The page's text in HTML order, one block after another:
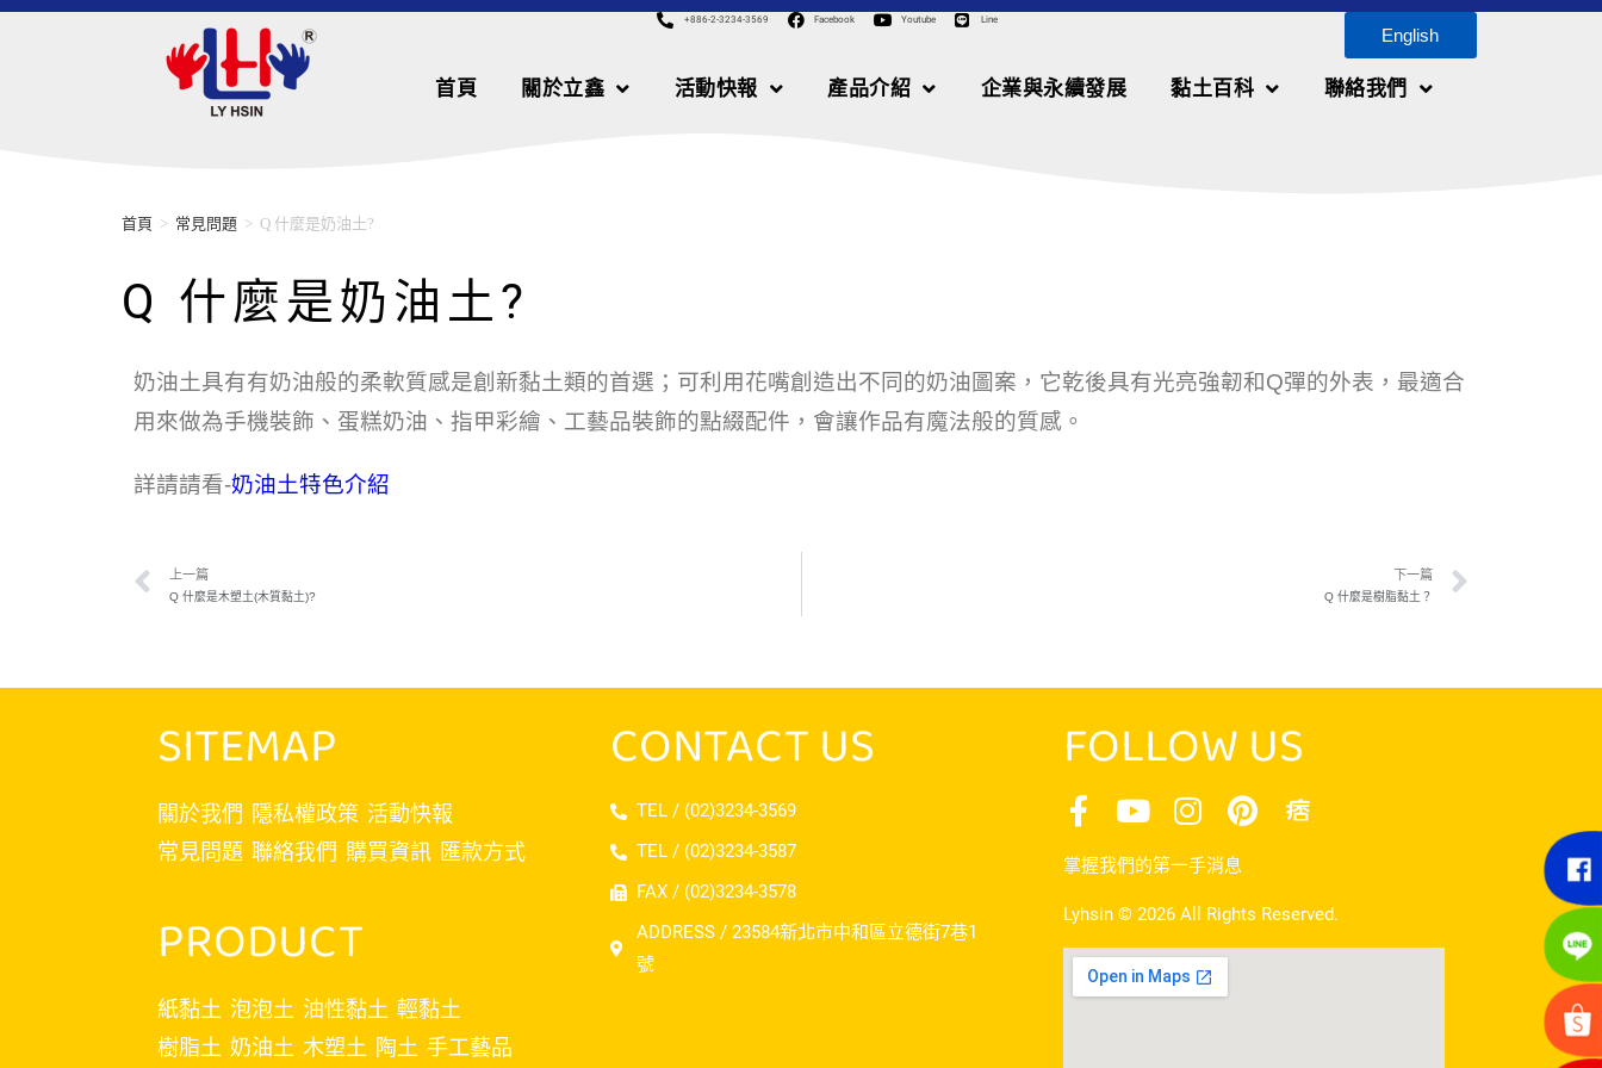
+886-2-3234-3569 Facebook Youtube Line
English
首頁 關於立鑫 活動快報 產品介紹 企業與永續發展 黏土百科 聯絡我們
首頁 > 常見問題 > Q 什麼是奶油土?
Q 什麼是奶油土?
奶油土具有有奶油般的柔軟質感是創新黏土類的首選；可利用花嘴創造出不同的奶油圖案，它乾後具有光亮強韌和Q彈的外表，最適合
用來做為手機裝飾、蛋糕奶油、指甲彩繪、工藝品裝飾的點綴配件，會讓作品有魔法般的質感。
詳請請看-奶油土特色介紹
上一篇
Q 什麼是木塑土(木質黏土)?
下一篇
Q 什麼是樹脂黏土？
SITEMAP
關於我們 隱私權政策 活動快報
常見問題 聯絡我們 購買資訊 匯款方式
PRODUCT
紙黏土 泡泡土 油性黏土 輕黏土
樹脂土 奶油土 木塑土 陶土 手工藝品
CONTACT US
TEL / (02)3234-3569
TEL / (02)3234-3587
FAX / (02)3234-3578
ADDRESS / 23584新北市中和區立德街7巷1
號
FOLLOW US
掌握我們的第一手消息
Lyhsin © 2026 All Rights Reserved.